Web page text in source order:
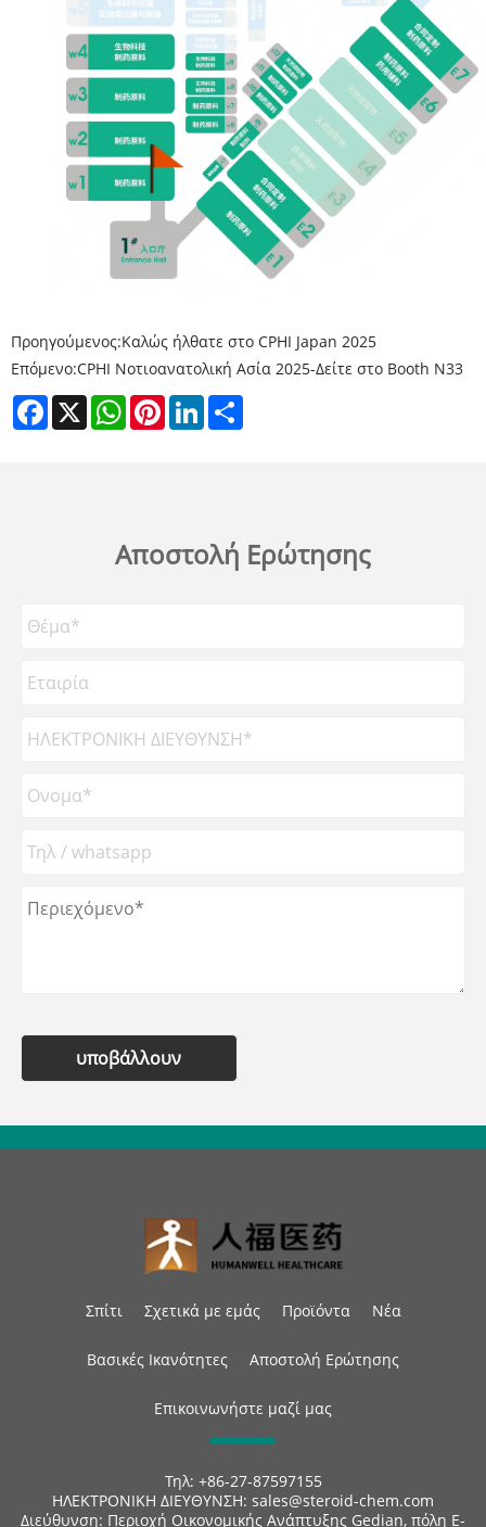
Προηγούμενος:Καλώς ήλθατε στο CPHI Japan 2025
Επόμενο:CPHI Νοτιοανατολική Ασία 2025-Δείτε στο Booth N33
Facebook
X WhatsAppPinterestLinkedIn
Αποστολή Ερώτησης
υποβάλλουν
Σπίτι Σχετικά με εμάς Προϊόντα Νέα
Βασικές Ικανότητες Αποστολή Ερώτησης
Επικοινωνήστε μαζί μας
Τηλ: +86-27-87597155
ΗΛΕΚΤΡΟΝΙΚΗ ΔΙΕΥΘΥΝΣΗ: sales@steroid-chem.com
Διεύθυνση: Περιοχή Οικονομικής Ανάπτυξης Gedian, πόλη E-